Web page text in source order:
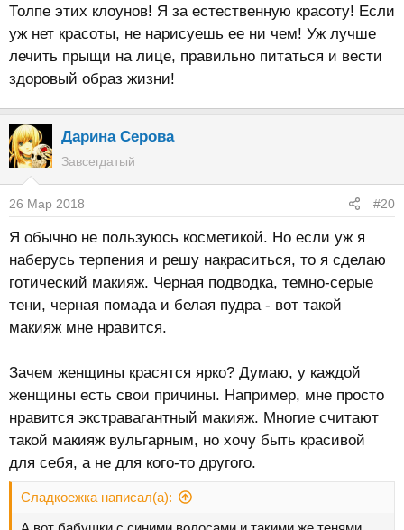
Толпе этих клоунов! Я за естественную красоту! Если
уж нет красоты, не нарисуешь ее ни чем! Уж лучше
лечить прыщи на лице, правильно питаться и вести
здоровый образ жизни!
Дарина Серова
Завсегдатый
26 Мар 2018 #20
Я обычно не пользуюсь косметикой. Но если уж я
наберусь терпения и решу накраситься, то я сделаю
готический макияж. Черная подводка, темно-серые
тени, черная помада и белая пудра - вот такой
макияж мне нравится.
Зачем женщины красятся ярко? Думаю, у каждой
женщины есть свои причины. Например, мне просто
нравится экстравагантный макияж. Многие считают
такой макияж вульгарным, но хочу быть красивой
для себя, а не для кого-то другого.
Сладкоежка написал(а):